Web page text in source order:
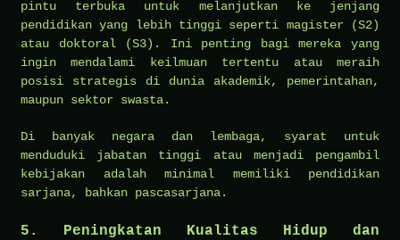
pintu terbuka untuk melanjutkan ke jenjang
pendidikan yang lebih tinggi seperti magister (S2)
atau doktoral (S3). Ini penting bagi mereka yang
ingin mendalami keilmuan tertentu atau meraih
posisi strategis di dunia akademik, pemerintahan,
maupun sektor swasta.
Di banyak negara dan lembaga, syarat untuk
menduduki jabatan tinggi atau menjadi pengambil
kebijakan adalah minimal memiliki pendidikan
sarjana, bahkan pascasarjana.
5. Peningkatan Kualitas Hidup dan